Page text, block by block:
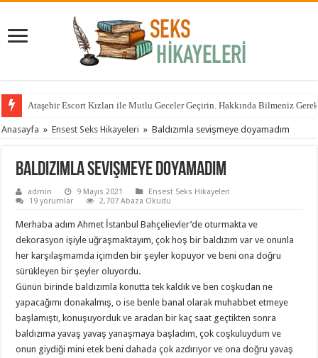
Ataşehir Escort Kızları ile Mutlu Geceler Geçirin. Hakkında Bilmeniz
Anasayfa » Ensest Seks Hikayeleri » Baldızımla sevişmeye doyamadım
Baldızımla sevişmeye doyamadım
admin 9 Mayıs 2021
Ensest Seks Hikayeleri
19 yorumlar
2,707 Abaza Okudu
Merhaba adım Ahmet İstanbul Bahçelievler’de oturmakta ve
dekorasyon işiyle uğraşmaktayım, çok hoş bir baldızım var ve onunla
her karşılaşmamda içimden bir şeyler kopuyor ve beni ona doğru
sürükleyen bir şeyler oluyordu.
Günün birinde baldızımla konutta tek kaldık ve ben coşkudan ne
yapacağımı donakalmış, o ise benle banal olarak muhabbet etmeye
başlamıştı, konuşuyorduk ve aradan bir kaç saat geçtikten sonra
baldızıma yavaş yavaş yanaşmaya başladım, çok coşkuluydum ve
onun giydiği mini etek beni dahada çok azdırıyor ve ona doğru yavaş